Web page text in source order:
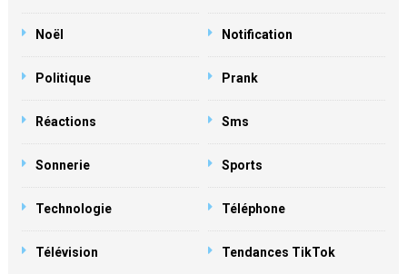
Noël Notification
Politique Prank
Réactions Sms
Sonnerie Sports
Technologie Téléphone
Télévision Tendances TikTok